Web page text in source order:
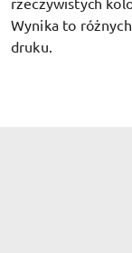
Wynika to
druku.